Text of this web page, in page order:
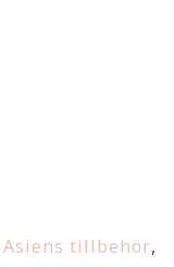
Asiens tillbehör,